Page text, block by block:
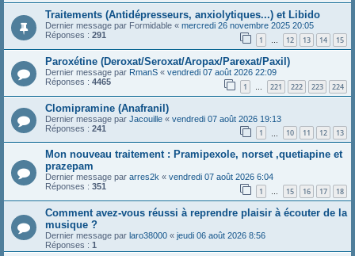
Traitements (Antidépresseurs, anxiolytiques...) et Libido
Dernier message par Formidable « mercredi 26 novembre 2025 20:05
Réponses : 291 1 … 12 13 14 15
Paroxétine (Deroxat/Seroxat/Aropax/Parexat/Paxil)
Dernier message par RmanS « vendredi 07 août 2026 22:09
Réponses : 4465 1 … 221 222 223 224
Clomipramine (Anafranil)
Dernier message par Jacouille « vendredi 07 août 2026 19:13
Réponses : 241 1 10 11 12 13
Mon nouveau traitement : Pramipexole, norset ,quetiapine et
prazepam
Dernier message par arres2k « vendredi 07 août 2026 6:04
Réponses : 351 1 … 15 16 17 18
Comment avez-vous réussi à reprendre plaisir à écouter de la
musique ?
Dernier message par laro38000 « jeudi 06 août 2026 8:56
Réponses : 1